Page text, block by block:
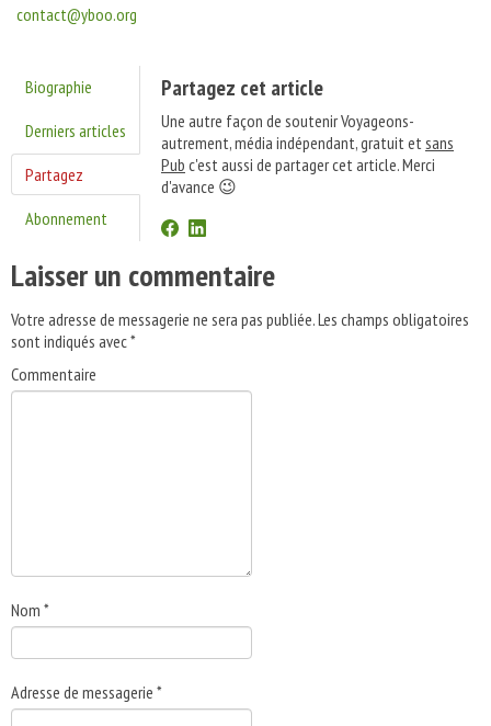
contact@yboo.org
Biographie
Derniers articles
Partagez
Abonnement
Partagez cet article
Une autre façon de soutenir Voyageons-
autrement, média indépendant, gratuit etsans
Pub c'est aussi de partager cet article. Merci
d'avance 😉
Laisser un commentaire
Votre adresse de messagerie ne sera pas publiée.Les champs obligatoires
sont indiqués avec*
Commentaire
Nom *
Adresse de messagerie *